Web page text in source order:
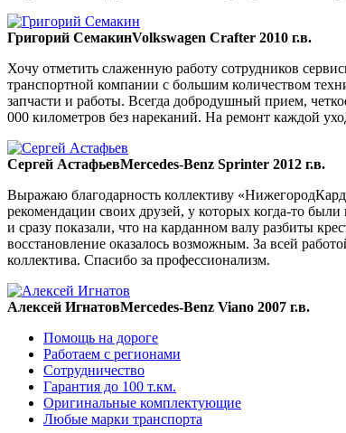
Григорий СемакинVolkswagen Crafter 2010 г.в.
Хочу отметить слаженную работу сотрудников
транспортной компании с большим количеством
запчасти и работы. Всегда добродушный прием,
000 километров без нареканий. На ремонт каждой
Сергей АстафьевMercedes-Benz Sprinter 2012 г.в.
Выражаю благодарность коллективу
рекомендации своих друзей, у которых когда-то
и сразу показали, что на карданном валу разбиты
восстановление оказалось возможным. За всей
коллектива. Спасибо за профессионализм.
Алексей ИгнатовMercedes-Benz Viano 2007 г.в.
Помощь на дороге
Работаем с регионами
Сотрудничество
Гарантия до 100 т.км.
Оригинальные комплектующие
Любые марки транспорта